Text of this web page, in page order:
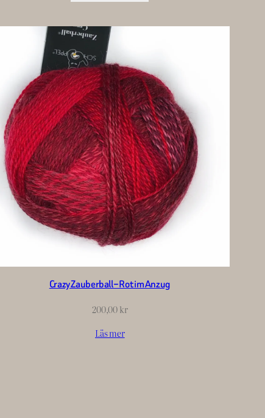
Crazy Zauberball – Rot im Anzug
200,00kr
Läs mer